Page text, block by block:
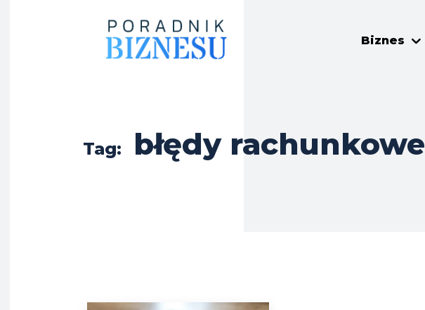
Biznes
Tag: błędy rachunkowe